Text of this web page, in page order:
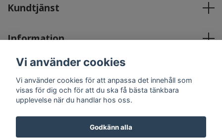
Kundtjänst
Information
Sociala medier
Vi använder cookies
Vi använder cookies för att anpassa det innehåll som
visas för dig och för att du ska få bästa tänkbara
upplevelse när du handlar hos oss.
Godkänn alla